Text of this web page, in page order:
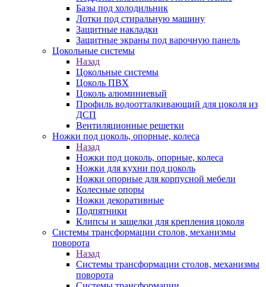
Базы под холодильник
Лотки под стиральную машину
Защитные накладки
Защитные экраны под варочную панель
Цокольные системы
Назад
Цокольные системы
Цоколь ПВХ
Цоколь алюминиевый
Профиль водоотталкивающий для цоколя из
ДСП
Вентиляционные решетки
Ножки под цоколь, опорные, колеса
Назад
Ножки под цоколь, опорные, колеса
Ножки для кухни под цоколь
Ножки опорные для корпусной мебели
Колесные опоры
Ножки декоративные
Подпятники
Клипсы и защелки для крепления цоколя
Системы трансформации столов, механизмы
поворота
Назад
Системы трансформации столов, механизмы
поворота